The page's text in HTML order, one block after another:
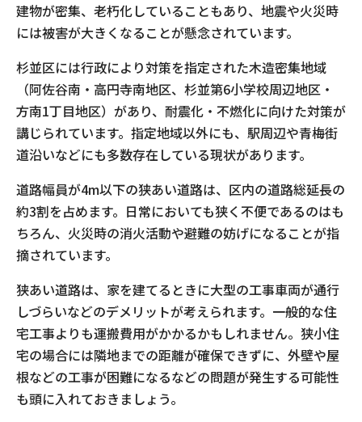
建物が密集、老朽化していることもあり、地震や火災時
には被害が大きくなることが懸念されています。
杉並区には行政により対策を指定された木造密集地域
（阿佐谷南・高円寺南地区、杉並第6小学校周辺地区・
方南1丁目地区）があり、耐震化・不燃化に向けた対策が
講じられています。指定地域以外にも、駅周辺や青梅街
道沿いなどにも多数存在している現状があります。
道路幅員が4m以下の狭あい道路は、区内の道路総延長の
約3割を占めます。日常においても狭く不便であるのはも
ちろん、火災時の消火活動や避難の妨げになることが指
摘されています。
狭あい道路は、家を建てるときに大型の工事車両が通行
しづらいなどのデメリットが考えられます。一般的な住
宅工事よりも運搬費用がかかるかもしれません。狭小住
宅の場合には隣地までの距離が確保できずに、外壁や屋
根などの工事が困難になるなどの問題が発生する可能性
も頭に入れておきましょう。